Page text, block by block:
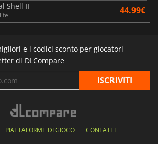
Shell II 44.99€
e i codici sconto per giocatori
di DLCompare
PIATTAFORME DI GIOCO CONTATTI